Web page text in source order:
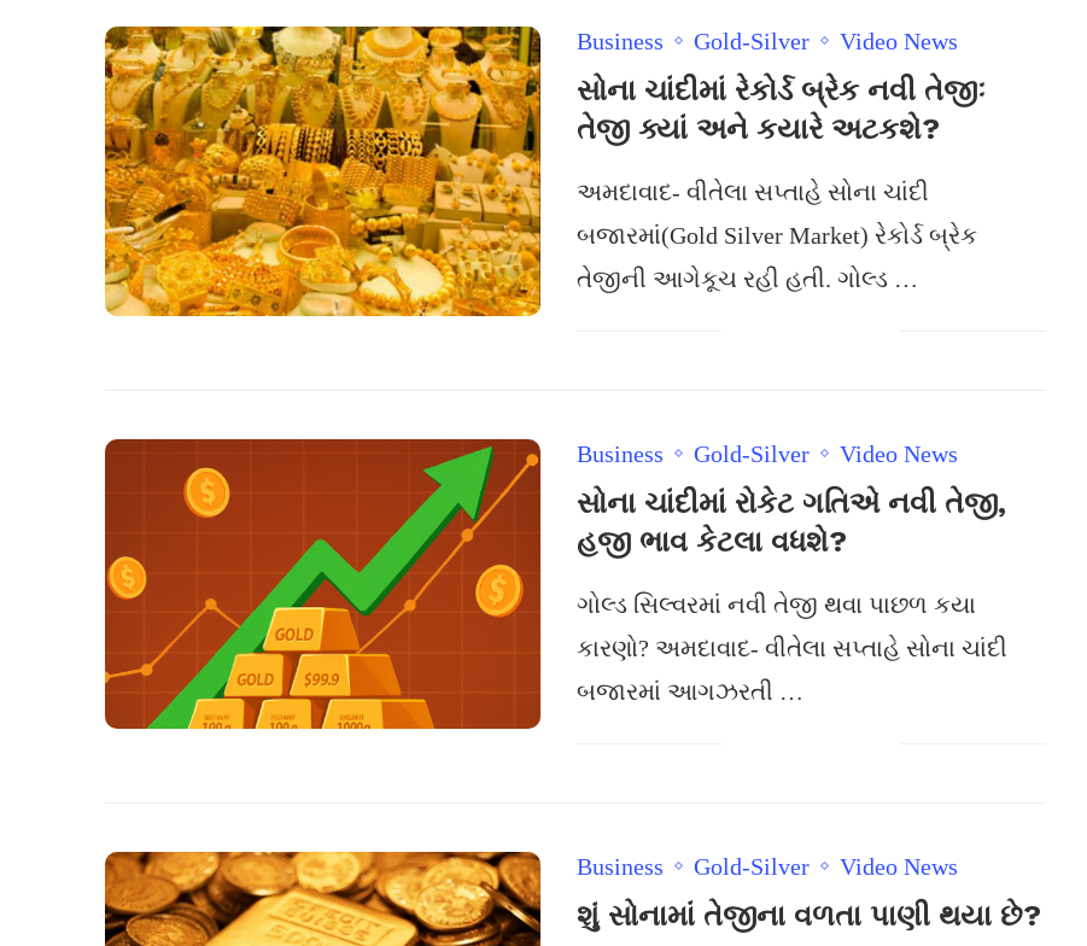
Business Gold-Silver Video News
સોના ચાંદીમાં રેકોર્ડ બ્રેક નવી તેજીઃ
તેજી ક્યાં અને કયારે અટકશે?
અમદાવાદ- વીતેલા સપ્તાહે સોના ચાંદી
બજારમાં(Gold Silver Market) રેકોર્ડ બ્રેક
તેજીની આગેકૂચ રહી હતી. ગોલ્ડ …
Business Gold-Silver Video News
સોના ચાંદીમાં રોકેટ ગતિએ નવી તેજી,
હજી ભાવ કેટલા વધશે?
ગોલ્ડ સિલ્વરમાં નવી તેજી થવા પાછળ કયા
કારણો? અમદાવાદ- વીતેલા સપ્તાહે સોના ચાંદી
બજારમાં આગઝરતી …
Business Gold-Silver Video News
શું સોનામાં તેજીના વળતા પાણી થયા છે?